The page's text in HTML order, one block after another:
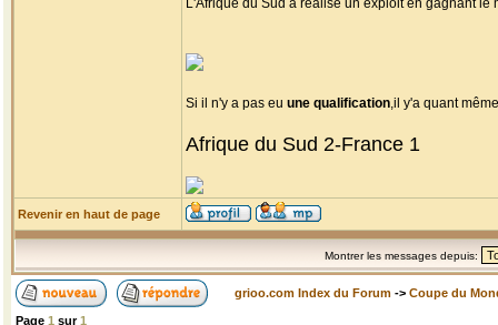
L'Afrique du Sud a réalisé un exploit en gagnant
Si il n'y a pas eu une qualification,il y'a quant
Afrique du Sud 2-France 1
Revenir en haut de page
Montrer les messages depuis:
grioo.com Index du Forum -> Coupe du
Page 1 sur1